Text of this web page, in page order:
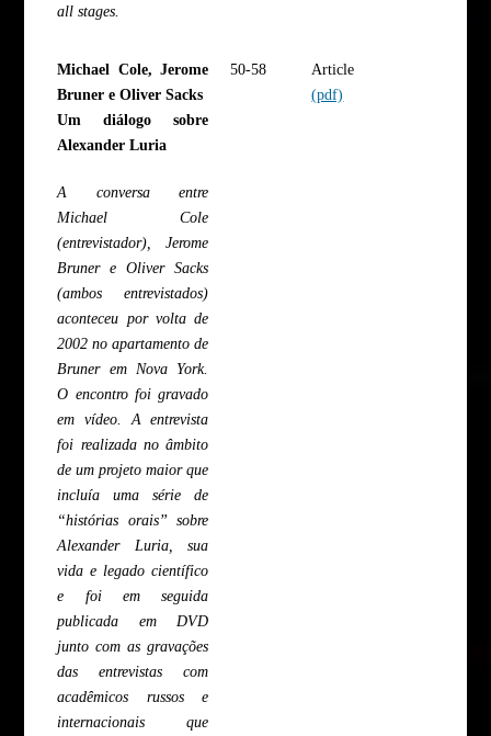
all stages.
Michael Cole, Jerome
Bruner e Oliver Sacks
Um diálogo sobre
Alexander Luria
A conversa entre
Michael Cole
(entrevistador), Jerome
Bruner e Oliver Sacks
(ambos entrevistados)
aconteceu por volta de
2002 no apartamento de
Bruner em Nova York.
O encontro foi gravado
em vídeo. A entrevista
foi realizada no âmbito
de um projeto maior que
incluía uma série de
“histórias orais” sobre
Alexander Luria, sua
vida e legado científico
e foi em seguida
publicada em DVD
junto com as gravações
das entrevistas com
acadêmicos russos e
internacionais que
50-58
Article
(pdf)